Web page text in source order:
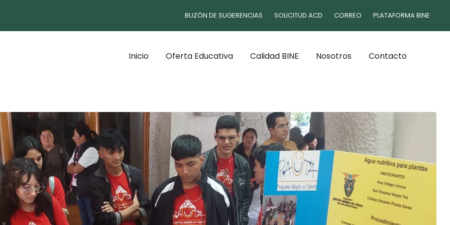
BUZÓN DE SUGERENCIAS SOLICITUD ACD CORREO PLATAFORMA BINE
Inicio Oferta Educativa Calidad BINE Nosotros Contacto